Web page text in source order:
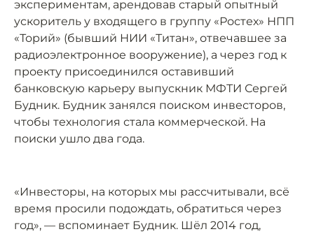
экспериментам, арендовав старый опытный
ускоритель у входящего в группу «Ростех» НПП
«Торий» (бывший НИИ «Титан», отвечавшее за
радиоэлектронное вооружение), а через год к
проекту присоединился оставивший
банковскую карьеру выпускник МФТИ Сергей
Будник. Будник занялся поиском инвесторов,
чтобы технология стала коммерческой. На
поиски ушло два года.
«Инвесторы, на которых мы рассчитывали, всё
время просили подождать, обратиться через
год», — вспоминает Будник. Шёл 2014 год,